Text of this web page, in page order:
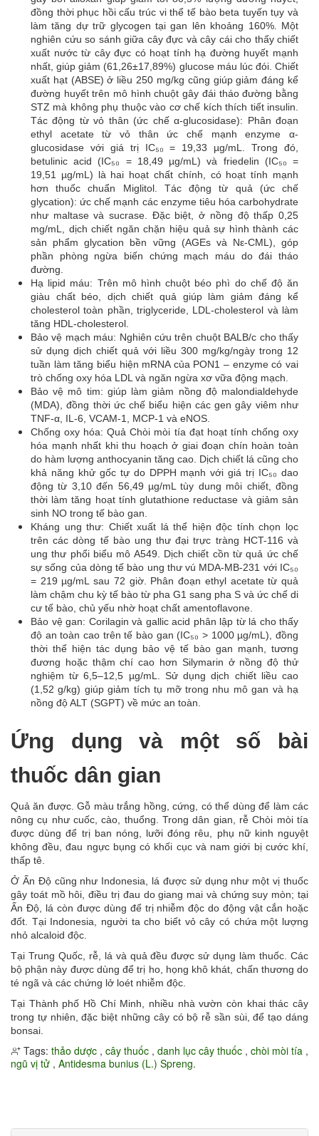
đồng thời phục hồi cấu trúc vi thể tế bào beta tuyến tụy và
làm tăng dự trữ glycogen tại gan lên khoảng 160%. Một
nghiên cứu so sánh giữa cây đực và cây cái cho thấy chiết
xuất nước từ cây đực có hoạt tính hạ đường huyết mạnh
nhất, giúp giảm (61,26±17,89%) glucose máu lúc đói. Chiết
xuất hạt (ABSE) ở liều 250 mg/kg cũng giúp giảm đáng kể
đường huyết trên mô hình chuột gây đái tháo đường bằng
STZ mà không phụ thuộc vào cơ chế kích thích tiết insulin.
Tác động từ vỏ thân (ức chế α-glucosidase): Phân đoạn
ethyl acetate từ vỏ thân ức chế mạnh enzyme α-
glucosidase với giá trị IC₅₀ = 19,33 µg/mL. Trong đó,
betulinic acid (IC₅₀ = 18,49 µg/mL) và friedelin (IC₅₀ =
19,51 µg/mL) là hai hoạt chất chính, có hoạt tính mạnh
hơn thuốc chuẩn Miglitol. Tác động từ quả (ức chế
glycation): ức chế mạnh các enzyme tiêu hóa carbohydrate
như maltase và sucrase. Đặc biệt, ở nồng độ thấp 0,25
mg/mL, dịch chiết ngăn chặn hiệu quả sự hình thành các
sản phẩm glycation bền vững (AGEs và Nε-CML), góp
phần phòng ngừa biến chứng mạch máu do đái tháo
đường.
Hạ lipid máu: Trên mô hình chuột béo phì do chế độ ăn
giàu chất béo, dịch chiết quả giúp làm giảm đáng kể
cholesterol toàn phần, triglyceride, LDL-cholesterol và làm
tăng HDL-cholesterol.
Bảo vệ mạch máu: Nghiên cứu trên chuột BALB/c cho thấy
sử dụng dịch chiết quả với liều 300 mg/kg/ngày trong 12
tuần làm tăng biểu hiện mRNA của PON1 – enzyme có vai
trò chống oxy hóa LDL và ngăn ngừa xơ vữa động mạch.
Bảo vệ mô tim: giúp làm giảm nồng độ malondialdehyde
(MDA), đồng thời ức chế biểu hiện các gen gây viêm như
TNF-α, IL-6, VCAM-1, MCP-1 và eNOS.
Chống oxy hóa: Quả Chòi mòi tía đạt hoạt tính chống oxy
hóa mạnh nhất khi thu hoạch ở giai đoạn chín hoàn toàn
do hàm lượng anthocyanin tăng cao. Dịch chiết lá cũng cho
khả năng khử gốc tự do DPPH mạnh với giá trị IC₅₀ dao
động từ 3,10 đến 56,49 µg/mL tùy dung môi chiết, đồng
thời làm tăng hoạt tính glutathione reductase và giảm sản
sinh NO trong tế bào gan.
Kháng ung thư: Chiết xuất lá thể hiện độc tính chọn lọc
trên các dòng tế bào ung thư đại trực tràng HCT-116 và
ung thư phổi biểu mô A549. Dịch chiết cồn từ quả ức chế
sự sống của dòng tế bào ung thư vú MDA-MB-231 với IC₅₀
= 219 µg/mL sau 72 giờ. Phân đoạn ethyl acetate từ quả
làm chậm chu kỳ tế bào từ pha G1 sang pha S và ức chế di
cư tế bào, chủ yếu nhờ hoạt chất amentoflavone.
Bảo vệ gan: Corilagin và gallic acid phân lập từ lá cho thấy
độ an toàn cao trên tế bào gan (IC₅₀ > 1000 µg/mL), đồng
thời thể hiện tác dụng bảo vệ tế bào gan mạnh, tương
đương hoặc thậm chí cao hơn Silymarin ở nồng độ thử
nghiệm từ 6,5–12,5 µg/mL. Sử dụng dịch chiết liều cao
(1,52 g/kg) giúp giảm tích tụ mỡ trong nhu mô gan và hạ
nồng độ ALT (SGPT) về mức an toàn.
Ứng dụng và một số bài
thuốc dân gian
Quả ăn được. Gỗ màu trắng hồng, cứng, có thể dùng để làm các
nông cụ như cuốc, cào, thuổng. Trong dân gian, rễ Chòi mòi tía
được dùng để trị ban nóng, lưỡi đóng rêu, phụ nữ kinh nguyệt
không đều, đau ngực bụng có khối cục và nam giới bị cước khí,
thấp tê.
Ở Ấn Độ cũng như Indonesia, lá được sử dụng như một vị thuốc
gây toát mồ hôi, điều trị đau do giang mai và chứng suy mòn; tại
Ấn Độ, lá còn được dùng để trị nhiễm độc do động vật cắn hoặc
đốt. Tại Indonesia, người ta cho biết vỏ cây có chứa một lượng
nhỏ alcaloid độc.
Tại Trung Quốc, rễ, lá và quả đều được sử dụng làm thuốc. Các
bộ phận này được dùng để trị ho, họng khô khát, chấn thương do
té ngã và các chứng lở loét nhiễm độc.
Tại Thành phố Hồ Chí Minh, nhiều nhà vườn còn khai thác cây
trong tự nhiên, đặc biệt những cây có bộ rễ sần sùi, để tạo dáng
bonsai.
Tags: thảo dược , cây thuốc , danh lục cây thuốc , chòi mòi tía ,
ngũ vị tử , Antidesma bunius (L.) Spreng.